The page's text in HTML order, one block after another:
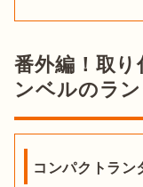
番外編！取
ンベルのラ
コンパクトラン